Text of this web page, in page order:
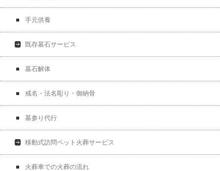
手元供養
既存墓石サービス
墓石解体
戒名・法名彫り・御納骨
墓参り代行
移動式訪問ペット火葬サービス
火葬車での火葬の流れ